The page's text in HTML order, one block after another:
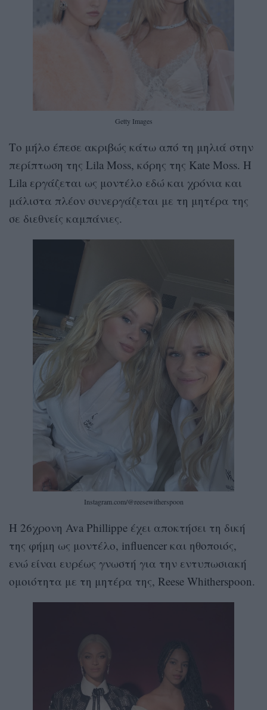
Getty Images
Το μήλο έπεσε ακριβώς κάτω από τη μηλιά στην
περίπτωση της Lila Moss, κόρης της Kate Moss. Η
Lila εργάζεται ως μοντέλο εδώ και χρόνια και
μάλιστα πλέον συνεργάζεται με τη μητέρα της
σε διεθνείς καμπάνιες.
Instagram.com/@reesewitherspoon
H 26χρονη Ava Phillippe έχει αποκτήσει τη δική
της φήμη ως μοντέλο, influencer και ηθοποιός,
ενώ είναι ευρέως γνωστή για την εντυπωσιακή
ομοιότητα με τη μητέρα της, Reese Whitherspoon.